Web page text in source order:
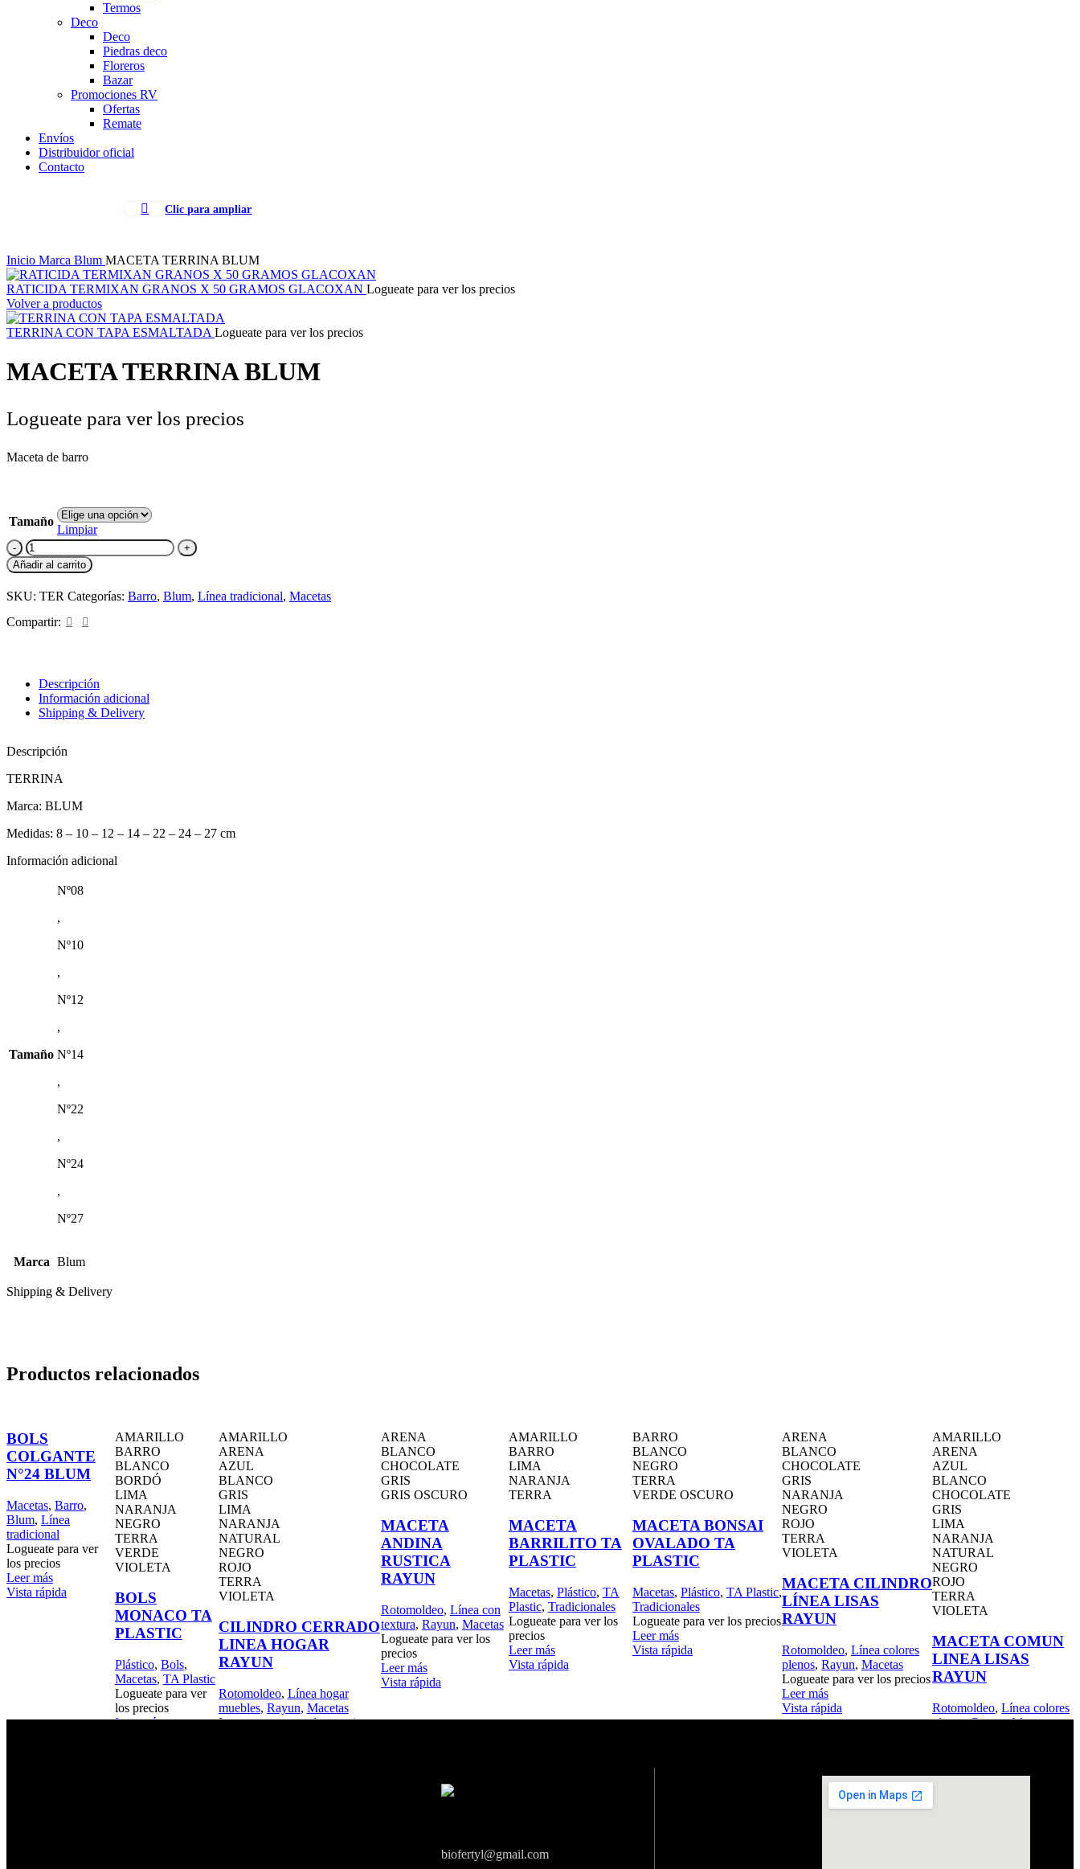
Termos
Deco
Deco
Piedras deco
Floreros
Bazar
Promociones RV
Ofertas
Remate
Envíos
Distribuidor oficial
Contacto
Clic para ampliar
Inicio Marca Blum MACETA TERRINA BLUM
RATICIDA TERMIXAN GRANOS X 50 GRAMOS GLACOXAN Logueate para ver los precios
Volver a productos
TERRINA CON TAPA ESMALTADA Logueate para ver los precios
MACETA TERRINA BLUM
Logueate para ver los precios
Maceta de barro
Tamaño
Limpiar
Añadir al carrito
SKU: TER Categorías: Barro, Blum, Línea tradicional, Macetas
Compartir:
Descripción
Información adicional
Shipping & Delivery
Descripción
TERRINA
Marca: BLUM
Medidas: 8 – 10 – 12 – 14 – 22 – 24 – 27 cm
Información adicional
Tamaño
Nº08
,
Nº10
,
Nº12
,
Nº14
,
Nº22
,
Nº24
,
Nº27
Marca Blum
Shipping & Delivery
Productos relacionados
BOLS
COLGANTE
N°24 BLUM
Macetas, Barro,
Blum, Línea
tradicional
Logueate para ver
los precios
Leer más
Vista rápida
AMARILLO
BARRO
BLANCO
BORDÓ
LIMA
NARANJA
NEGRO
TERRA
VERDE
VIOLETA
BOLS
MONACO TA
PLASTIC
Plástico, Bols,
Macetas, TA Plastic
Logueate para ver
los precios
Leer más
AMARILLO
ARENA
AZUL
BLANCO
GRIS
LIMA
NARANJA
NATURAL
NEGRO
ROJO
TERRA
VIOLETA
CILINDRO CERRADO
LINEA HOGAR
RAYUN
Rotomoldeo, Línea hogar
muebles, Rayun, Macetas
Logueate para ver los precios
ARENA
BLANCO
CHOCOLATE
GRIS
GRIS OSCURO
MACETA
ANDINA
RUSTICA
RAYUN
Rotomoldeo, Línea con
textura, Rayun, Macetas
Logueate para ver los
precios
Leer más
Vista rápida
AMARILLO
BARRO
LIMA
NARANJA
TERRA
MACETA
BARRILITO TA
PLASTIC
Macetas, Plástico, TA
Plastic, Tradicionales
Logueate para ver los
precios
Leer más
Vista rápida
BARRO
BLANCO
NEGRO
TERRA
VERDE OSCURO
MACETA BONSAI
OVALADO TA
PLASTIC
Macetas, Plástico, TA Plastic,
Tradicionales
Logueate para ver los precios
Leer más
Vista rápida
ARENA
BLANCO
CHOCOLATE
GRIS
NARANJA
NEGRO
ROJO
TERRA
VIOLETA
MACETA CILINDRO
LÍNEA LISAS
RAYUN
Rotomoldeo, Línea colores
plenos, Rayun, Macetas
Logueate para ver los precios
Leer más
Vista rápida
AMARILLO
ARENA
AZUL
BLANCO
CHOCOLATE
GRIS
LIMA
NARANJA
NATURAL
NEGRO
ROJO
TERRA
VIOLETA
MACETA COMUN
LINEA LISAS
RAYUN
Rotomoldeo,Línea colores
plenos,Rayun,Macetas
Vista rápida
biofertyl@gmail.com